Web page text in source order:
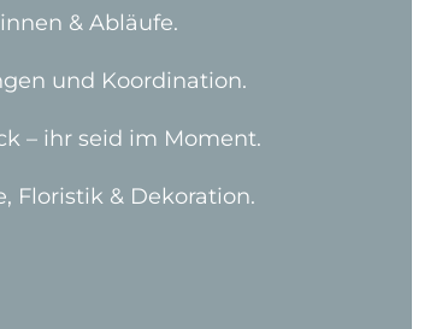
& Abläufe.
und Koordination.
– ihr seid im Moment.
Floristik & Dekoration.